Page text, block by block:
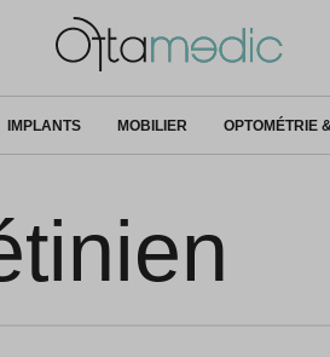
IMPLANTS MOBILIER OPTOMÉTRIE